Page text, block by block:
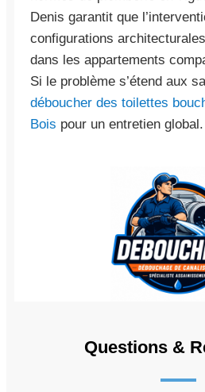
Denis garantit que
configurations
dans les appartements
Si le problème s’étend aux
déboucher des toilettes
Bois pour un entretien global.
Questions &